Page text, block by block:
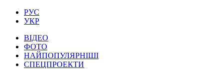
РУС
УКР
ВІДЕО
ФОТО
НАЙПОПУЛЯРНІШІ
СПЕЦПРОЕКТИ